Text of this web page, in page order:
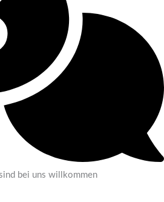
bei uns willkommen